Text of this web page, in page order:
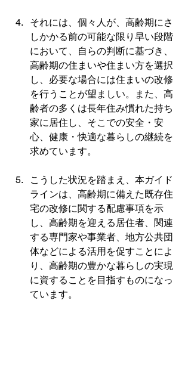
それには、個々人が、高齢期にさ
しかかる前の可能な限り早い段階
において、自らの判断に基づき、
高齢期の住まいや住まい方を選択
し、必要な場合には住まいの改修
を行うことが望ましい。また、高
齢者の多くは長年住み慣れた持ち
家に居住し、そこでの安全・安
心、健康・快適な暮らしの継続を
求めています。
こうした状況を踏まえ、本ガイド
ラインは、高齢期に備えた既存住
宅の改修に関する配慮事項を示
し、高齢期を迎える居住者、関連
する専門家や事業者、地方公共団
体などによる活用を促すことによ
り、高齢期の豊かな暮らしの実現
に資することを目指すものになっ
ています。